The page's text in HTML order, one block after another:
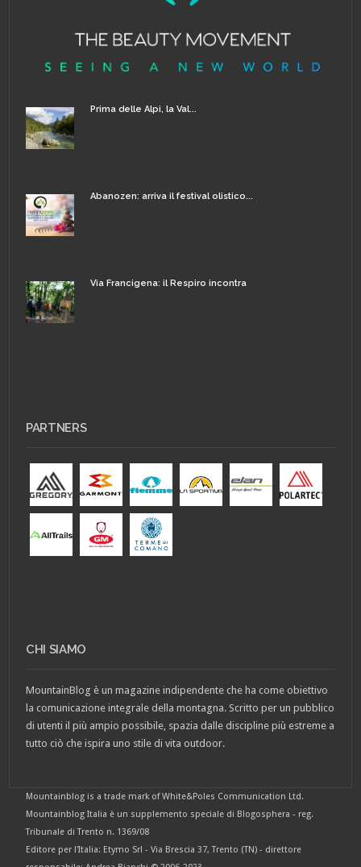
Prima delle Alpi, la Val...
Abanozen: arriva il festival olistico...
Via Francigena: il Respiro incontra
PARTNERS
CHI SIAMO
MountainBlog è un magazine indipendente che ha come obiettivo
la comunicazione integrale della montagna. Scritto per un pubblico
di utenti il più ampio possibile, spazia dalle discipline più estreme a
tutto ciò che ispira uno stile di vita outdoor.
Mountainblog is a trade mark of White&Poles Communication Ltd.
Mountainblog Italia è un supplemento speciale di Blogosphera - reg.
Tribunale di Trento n. 1369/08
Editore per l'Italia: Etymo Srl - Via Brescia 37, Trento (TN) - direttore